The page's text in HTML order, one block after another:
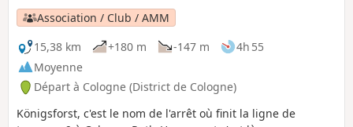
Association / Club / AMM
15,38 km
+180 m -147 m
4h 55
Moyenne
Départ à Cologne (District de Cologne)
Königsforst, c'est le nom de l'arrêt où finit la ligne de